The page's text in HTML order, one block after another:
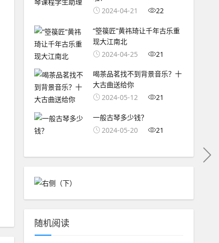
2024-04-21
22
“箜篌匠”黄祎琦让千年古乐重
现大江南北
2024-04-25
21
喝茶品茗找不到背景音乐？十
大古曲送给你
2024-05-12
21
一般古琴多少钱？
2024-05-20
21
随机阅读